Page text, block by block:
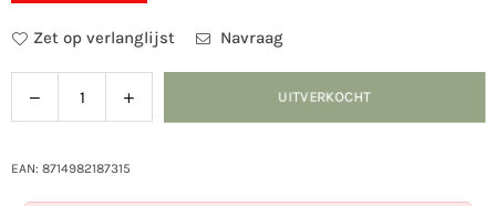
Zet op verlanglijst Navraag
Hoeveelheid
Verlaag
de
voor
Verhoog
de
UITVERKOCHT
EAN: 8714982187315